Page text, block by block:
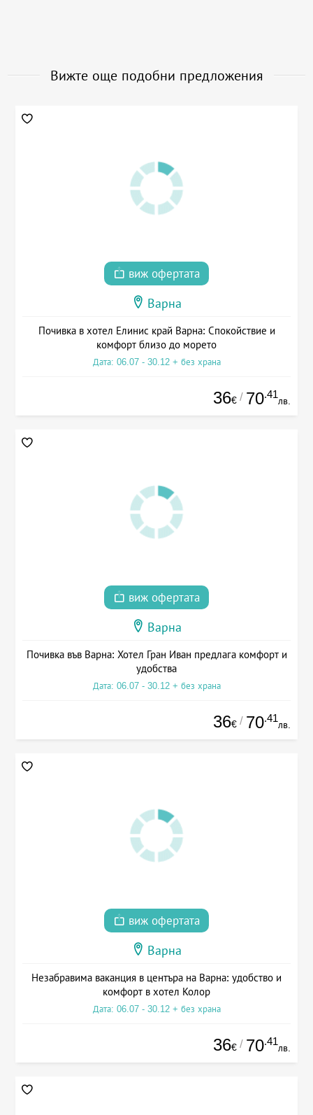
Вижте още подобни предложения
виж офертата
Варна
Почивка в хотел Елинис край Варна: Спокойствие и
комфорт близо до морето
Дата: 06.07 - 30.12 + без храна
36€ / 70.41
лв.
виж офертата
Варна
Почивка във Варна: Хотел Гран Иван предлага комфорт и
удобства
Дата: 06.07 - 30.12 + без храна
36€ / 70.41
лв.
виж офертата
Варна
Незабравима ваканция в центъра на Варна: удобство и
комфорт в хотел Колор
Дата: 06.07 - 30.12 + без храна
36€ / 70.41
лв.